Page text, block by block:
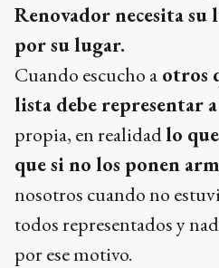
Renovador necesita su
por su lugar.
Cuando escucho a otros
lista debe representar
propia, en realidadlo
que si no los ponen
nosotros cuando no
todos representados y
por ese motivo.